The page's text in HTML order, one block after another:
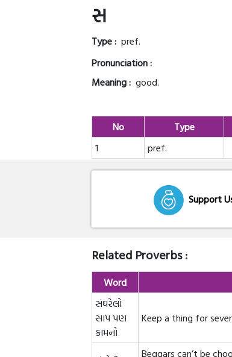
સ
Type : pref.
Pronunciation :
Meaning : good.
No Type
1
pref.
Support
Related Proverbs :
Word
સંઘરેલો
સાપ પણ
કામનો
Keep a thing for
Beggars can’t be